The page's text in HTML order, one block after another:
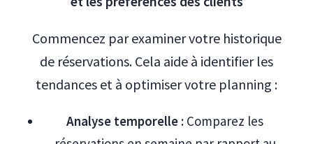
Commencez par examiner votre historique
de réservations. Cela aide à identifier les
tendances et à optimiser votre planning :
Analyse temporelle : Comparez les